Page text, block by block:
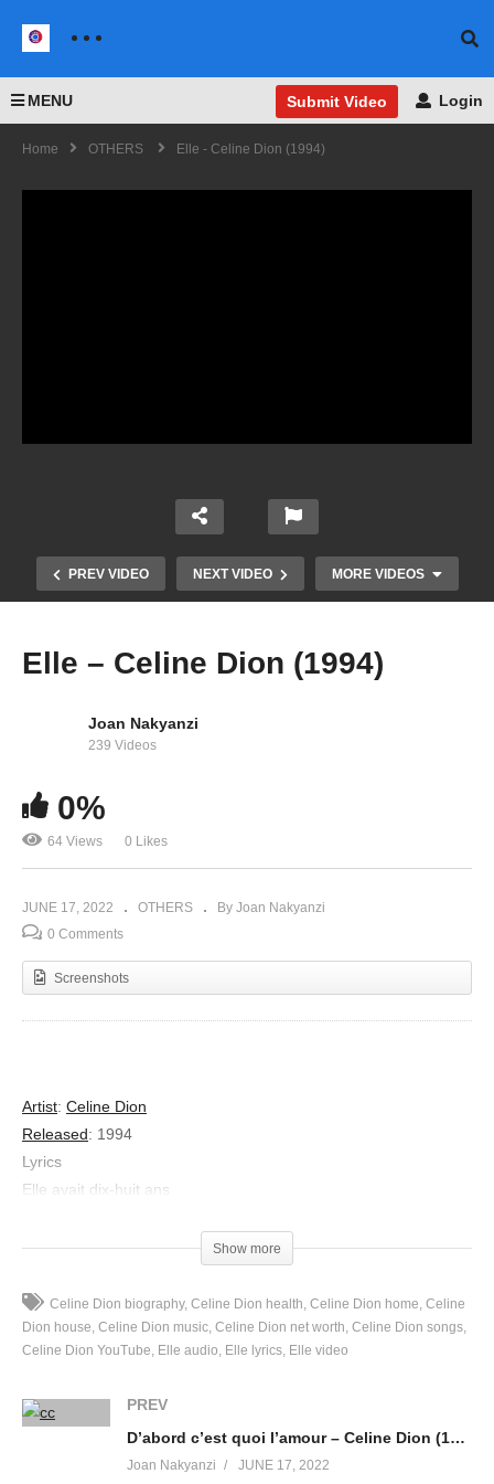
MENU Submit Video Login
Home OTHERS Elle - Celine Dion (1994)
PREV VIDEO NEXT VIDEO MORE VIDEOS
Elle – Celine Dion (1994)
Joan Nakyanzi
239 Videos
0%
64 Views 0 Likes
JUNE 17, 2022 OTHERS
By Joan Nakyanzi
0 Comments
Screenshots
Artist: Celine Dion
Released: 1994
Lyrics
Elle avait dix-huit ans
La ligne d’un cygne
Elle avait les accents
D’un oiseau chantant
Et tous les musiciens
Elle avait tout l’éclat
Où la valse était reine
Show more
Celine Dion biography Celine Dion health Celine Dion home Celine
Dion house Celine Dion music Celine Dion net worth Celine Dion songs
Celine Dion YouTube
Elle audio Elle lyrics Elle video
PREV
D’abord c’est quoi l’amour – Celine Dion (1998)
Joan Nakyanzi JUNE 17, 2022